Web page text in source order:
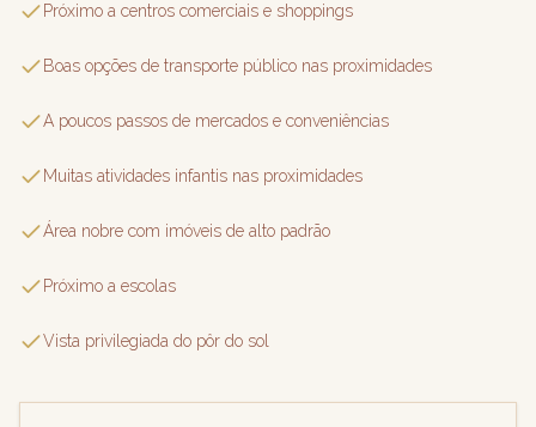
Próximo a centros comerciais e shoppings
Boas opções de transporte público nas proximidades
A poucos passos de mercados e conveniências
Muitas atividades infantis nas proximidades
Área nobre com imóveis de alto padrão
Próximo a escolas
Vista privilegiada do pôr do sol